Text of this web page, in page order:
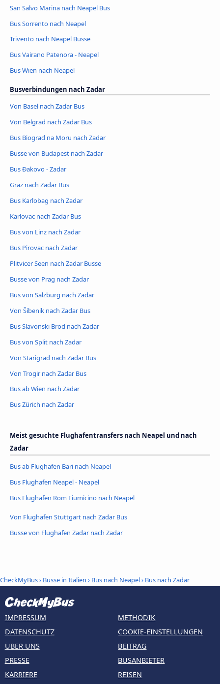
San Salvo Marina nach Neapel Bus
Bus Sorrento nach Neapel
Trivento nach Neapel Busse
Bus Vairano Patenora - Neapel
Bus Wien nach Neapel
Busverbindungen nach Zadar
Von Basel nach Zadar Bus
Von Belgrad nach Zadar Bus
Bus Biograd na Moru nach Zadar
Busse von Budapest nach Zadar
Bus Đakovo - Zadar
Graz nach Zadar Bus
Bus Karlobag nach Zadar
Karlovac nach Zadar Bus
Bus von Linz nach Zadar
Bus Pirovac nach Zadar
Plitvicer Seen nach Zadar Busse
Busse von Prag nach Zadar
Bus von Salzburg nach Zadar
Von Šibenik nach Zadar Bus
Bus Slavonski Brod nach Zadar
Bus von Split nach Zadar
Von Starigrad nach Zadar Bus
Von Trogir nach Zadar Bus
Bus ab Wien nach Zadar
Bus Zürich nach Zadar
Meist gesuchte Flughafentransfers nach Neapel und nach
Zadar
Bus ab Flughafen Bari nach Neapel
Bus Flughafen Neapel - Neapel
Bus Flughafen Rom Fiumicino nach Neapel
Von Flughafen Stuttgart nach Zadar Bus
Busse von Flughafen Zadar nach Zadar
CheckMyBus› Busse in Italien › Bus nach Neapel› Bus nach Zadar
IMPRESSUM
DATENSCHUTZ
ÜBER UNS
PRESSE
KARRIERE
METHODIK
COOKIE-EINSTELLUNGEN
BEITRAG
BUSANBIETER
REISEN